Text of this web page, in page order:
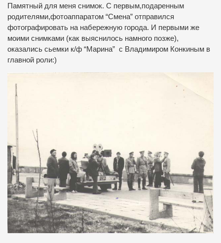
Памятный для меня снимок. С первым,подаренным
родителями,фотоаппаратом “Смена” отправился
фотографировать на набережную города. И первыми же
моими снимками (как выяснилось намного позже),
оказались сьемки к/ф “Марина” с Владимиром Конкиным в
главной роли:)